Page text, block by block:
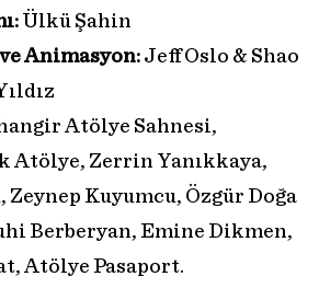
Ülkü Şahin
Animasyon: Jeff Oslo & Shao
Atölye Sahnesi,
Atölye, Zerrin Yanıkkaya,
Kuyumcu, Özgür Doğa
Berberyan, Emine Dikmen,
Atölye Pasaport.